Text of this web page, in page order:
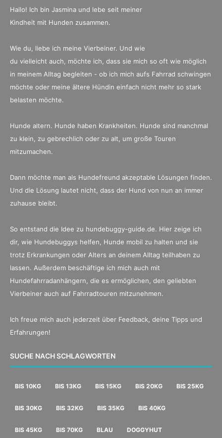
Hallo! Ich bin Jasmina und lebe seit meiner
Kindheit mit Hunden zusammen.
Wie du, liebe ich meine Vierbeiner. Und wie
du vielleicht auch, möchte ich, dass sie mich so oft wie möglich
in meinem Alltag begleiten - ob ich mich aufs Fahrrad schwingen
möchte oder meine ältere Hündin einfach nicht mehr so stark
belasten möchte.
Hunde altern. Hunde haben Krankheiten. Hunde sind manchmal
zu klein, zu gebrechlich oder zu alt, um große Touren
mitzumachen.
Dann möchte man als Hundefreund akzeptable Lösungen finden.
Und die Lösung lautet nicht, dass der Hund von nun an immer
zuhause bleibt.
So entstand die Idee zu hundebuggy-guide.de. Hier zeige ich
dir, wie Hundebuggys helfen, Hunde mobil zu halten und sie
trotz Erkrankungen oder Alters an deinem Alltag teilhaben zu
lassen. Außerdem beschäftige ich mich auch mit
Hundefahrradanhängern, die es ermöglichen, den geliebten
Vierbeiner auch auf Fahrradtouren mitzunehmen.
Ich freue mich auch jederzeit über Feedback, deine Tipps und
Erfahrungen!
SUCHE NACH SCHLAGWORTEN
BIS 10KG BIS 13KG BIS 15KG BIS 20KG BIS 25KG
BIS 30KG BIS 32KG BIS 35KG BIS 40KG
BIS 45KG BIS 70KG BLAU DOGGYHUT